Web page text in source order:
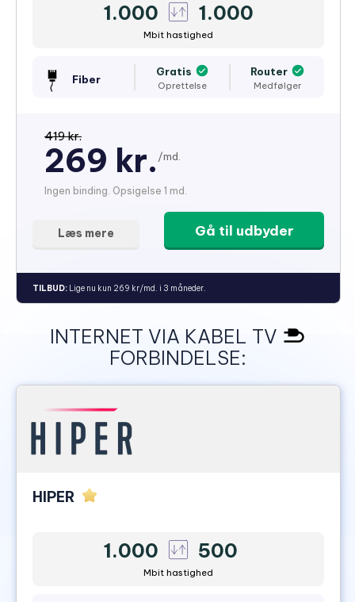
1.000 1.000
Mbit hastighed
Fiber
Gratis
Oprettelse
Router
Medfølger
419 kr.
269 kr. /md.
Ingen binding. Opsigelse 1 md.
Gå til udbyder
Læs mere
TILBUD: Lige nu kun 269 kr/md. i 3 måneder.
INTERNET VIA KABEL TV
FORBINDELSE:
HIPER
1.000 500
Mbit hastighed